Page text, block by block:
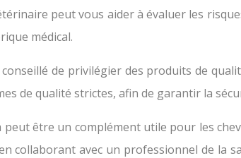
peut vous aider à évaluer les
médical.
de privilégier des produits de
de qualité strictes, afin de garantir la
peut être un complément utile pour les
collaborant avec un professionnel de